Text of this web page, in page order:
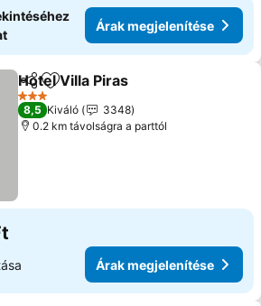
Árak megjelenítése
Megosztás
Hozzáadás a kedvencekhez
Hotel Villa Piras
3 Kategória
8,5 Kiváló
3348
0.2 km távolságra a parttól
Árak megjelenítése